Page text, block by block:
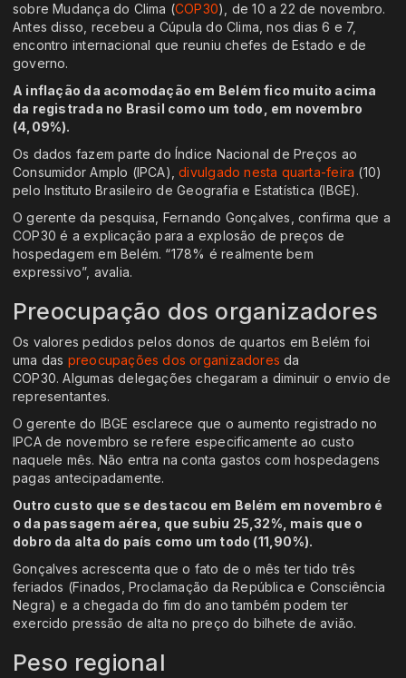
sobre Mudança do Clima (COP30), de 10 a 22 de novembro.
Antes disso, recebeu a Cúpula do Clima, nos dias 6 e 7,
encontro internacional que reuniu chefes de Estado e de
governo.
A inflação da acomodação em Belém fico muito acima
da registrada no Brasil como um todo, em novembro
(4,09%).
Os dados fazem parte do Índice Nacional de Preços ao
Consumidor Amplo (IPCA),divulgado nesta quarta-feira (10)
pelo Instituto Brasileiro de Geografia e Estatística (IBGE).
O gerente da pesquisa, Fernando Gonçalves, confirma que a
COP30 é a explicação para a explosão de preços de
hospedagem em Belém. “178% é realmente bem
expressivo”, avalia.
Preocupação dos organizadores
Os valores pedidos pelos donos de quartos em Belém foi
uma das preocupações dos organizadores da
COP30. Algumas delegações chegaram a diminuir o envio de
representantes.
O gerente do IBGE esclarece que o aumento registrado no
IPCA de novembro se refere especificamente ao custo
naquele mês. Não entra na conta gastos com hospedagens
pagas antecipadamente.
Outro custo que se destacou em Belém em novembro é
o da passagem aérea, que subiu 25,32%, mais que o
dobro da alta do país como um todo (11,90%).
Gonçalves acrescenta que o fato de o mês ter tido três
feriados (Finados, Proclamação da República e Consciência
Negra) e a chegada do fim do ano também podem ter
exercido pressão de alta no preço do bilhete de avião.
Peso regional